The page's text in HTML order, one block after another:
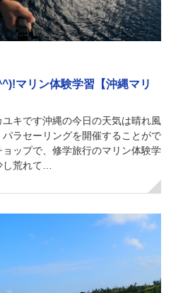
マリン体験学習【沖縄マリ
キです沖縄の今日の天気は晴れ風
ラセーリングを開催することがで
ップで、修学旅行のマリン体験学
荒れて…